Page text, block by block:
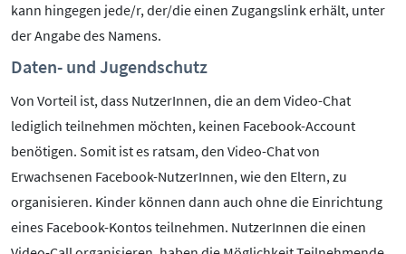
kann hingegen jede/r, der/die einen Zugangslink erhält, unter
der Angabe des Namens.
Daten- und Jugendschutz
Von Vorteil ist, dass NutzerInnen, die an dem Video-Chat
lediglich teilnehmen möchten, keinen Facebook-Account
benötigen. Somit ist es ratsam, den Video-Chat von
Erwachsenen Facebook-NutzerInnen, wie den Eltern, zu
organisieren. Kinder können dann auch ohne die Einrichtung
eines Facebook-Kontos teilnehmen. NutzerInnen die einen